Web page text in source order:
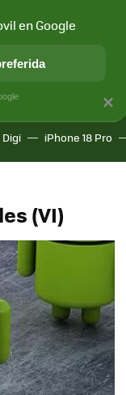
APLICACIONES
Digi iPhone 18 Pro
(VI)
×
en Google